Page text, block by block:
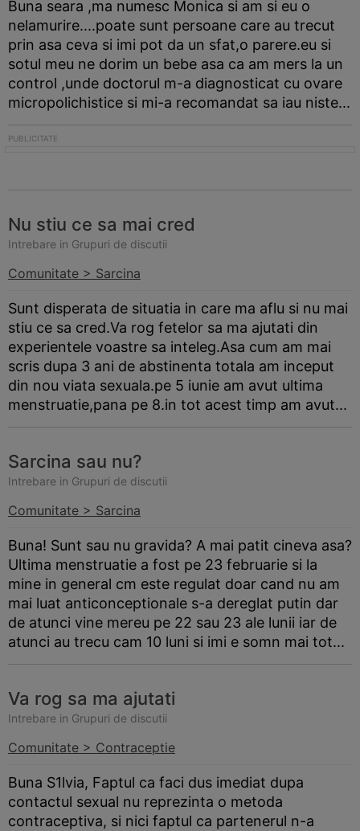
Buna seara ,ma numesc Monica si am si eu o
nelamurire....poate sunt persoane care au trecut
prin asa ceva si imi pot da un sfat,o parere.eu si
sotul meu ne dorim un bebe asa ca am mers la un
control ,unde doctorul m-a diagnosticat cu ovare
micropolichistice si mi-a recomandat sa iau niste...
Nu stiu ce sa mai cred
Intrebare in Grupuri de discutii
Comunitate > Sarcina
Sunt disperata de situatia in care ma aflu si nu mai
stiu ce sa cred.Va rog fetelor sa ma ajutati din
experientele voastre sa inteleg.Asa cum am mai
scris dupa 3 ani de abstinenta totala am inceput
din nou viata sexuala.pe 5 iunie am avut ultima
menstruatie,pana pe 8.in tot acest timp am avut...
Sarcina sau nu?
Intrebare in Grupuri de discutii
Comunitate > Sarcina
Buna! Sunt sau nu gravida? A mai patit cineva asa?
Ultima menstruatie a fost pe 23 februarie si la
mine in general cm este regulat doar cand nu am
mai luat anticonceptionale s-a dereglat putin dar
de atunci vine mereu pe 22 sau 23 ale lunii iar de
atunci au trecu cam 10 luni si imi e somn mai tot...
Va rog sa ma ajutati
Intrebare in Grupuri de discutii
Comunitate > Contraceptie
Buna S1lvia, Faptul ca faci dus imediat dupa
contactul sexual nu reprezinta o metoda
contraceptiva, si nici faptul ca partenerul n-a